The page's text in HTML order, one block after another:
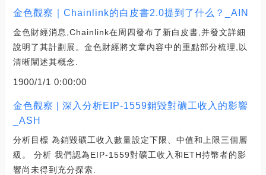
金色觀察｜Chainlink的白皮書2.0提到了什么？_AIN
金色財經消息,Chainlink在周四發布了新白皮書,并發文詳細
說明了其計劃展。金色財經將文章內容中的重點部分梳理,以
清晰闡述其概念.
1900/1/1 0:00:00
金色觀察 | 深入分析EIP-1559銷毀對礦工收入的影響
_ASH
分析目標 為銷毀礦工收入數量設定下限、中值和上限三個層
級。 分析 我們認為EIP-1559對礦工收入和ETH持幣者的影
響尚未得到充分探索.